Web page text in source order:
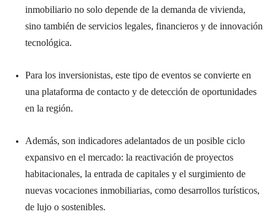
inmobiliario no solo depende de la demanda de vivienda,
sino también de servicios legales, financieros y de innovación
tecnológica.
Para los inversionistas, este tipo de eventos se convierte en
una plataforma de contacto y de detección de oportunidades
en la región.
Además, son indicadores adelantados de un posible ciclo
expansivo en el mercado: la reactivación de proyectos
habitacionales, la entrada de capitales y el surgimiento de
nuevas vocaciones inmobiliarias, como desarrollos turísticos,
de lujo o sostenibles.